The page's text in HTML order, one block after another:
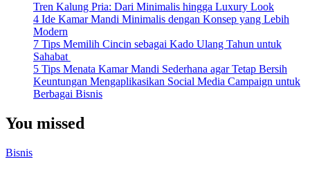
Tren Kalung Pria: Dari Minimalis hingga Luxury Look
4 Ide Kamar Mandi Minimalis dengan Konsep yang Lebih
Modern
7 Tips Memilih Cincin sebagai Kado Ulang Tahun untuk
Sahabat
5 Tips Menata Kamar Mandi Sederhana agar Tetap Bersih
Keuntungan Mengaplikasikan Social Media Campaign untuk
Berbagai Bisnis
You missed
Bisnis